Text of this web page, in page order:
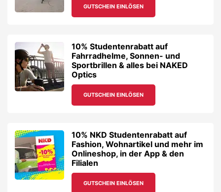
GUTSCHEIN EINLÖSEN
10% Studentenrabatt auf
Fahrradhelme, Sonnen- und
Sportbrillen & alles bei NAKED
Optics
GUTSCHEIN EINLÖSEN
10% NKD Studentenrabatt auf
Fashion, Wohnartikel und mehr im
Onlineshop, in der App & den
Filialen
GUTSCHEIN EINLÖSEN